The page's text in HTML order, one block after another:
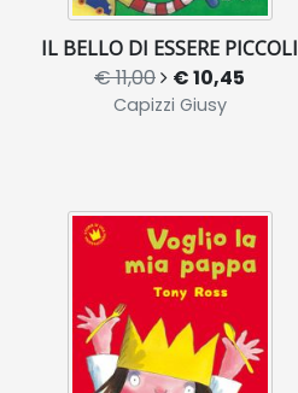
IL BELLO DI ESSERE PICCOLI
€ 11,00 € 10,45
Capizzi Giusy